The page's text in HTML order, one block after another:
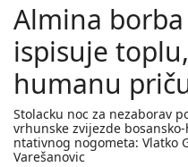
Almina
ispisuje
humanu
Stolacku noc za nezaborav
vrhunske zvijezde
ntativnog nogometa: Vlatko
Varešanovic